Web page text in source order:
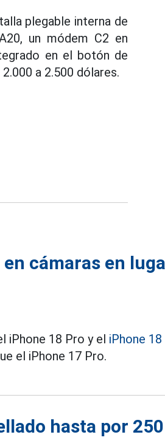
plegable interna de
un módem C2 en
en el botón de
a 2.500 dólares.
cámaras en
iPhone 18 Pro y el iPhone
el iPhone 17 Pro.
hasta por